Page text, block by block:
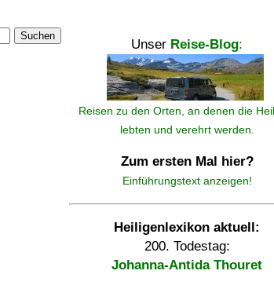
Suchen
Unser Reise-Blog:
Reisen zu den Orten, an denen die
lebten und verehrt werden.
Zum ersten Mal hier?
Einführungstext anzeigen!
Heiligenlexikon aktuell:
200. Todestag:
Johanna-Antida Thouret